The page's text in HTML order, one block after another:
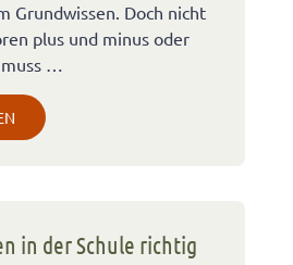
Grundwissen. Doch nicht
plus und minus oder
…
in der Schule richtig